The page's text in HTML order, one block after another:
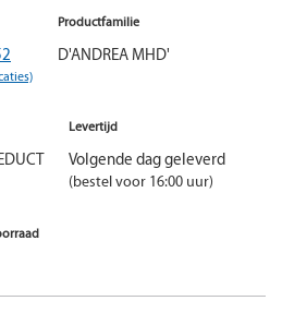
Productfamilie
D'ANDREA MHD'
Levertijd
Volgende dag geleverd
(bestel voor 16:00 uur)